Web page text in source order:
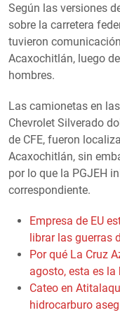
Según las versiones
sobre la carretera
tuvieron
Acaxochitlán, luego
hombres.
Las camionetas en
Chevrolet Silverado
de CFE, fueron
Acaxochitlán, sin
por lo que la PGJEH
correspondiente.
Empresa de EU
librar las guerras
Por qué La Cruz
agosto, esta es la
Cateo en
hidrocarburo